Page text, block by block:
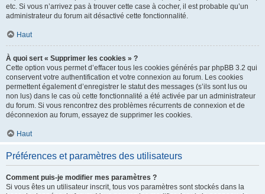
etc. Si vous n’arrivez pas à trouver cette case à cocher, il est probable qu’un
administrateur du forum ait désactivé cette fonctionnalité.
Haut
À quoi sert « Supprimer les cookies » ?
Cette option vous permet d’effacer tous les cookies générés par phpBB 3.2 qui
conservent votre authentification et votre connexion au forum. Les cookies
permettent également d’enregistrer le statut des messages (s’ils sont lus ou
non lus) dans le cas où cette fonctionnalité a été activée par un administrateur
du forum. Si vous rencontrez des problèmes récurrents de connexion et de
déconnexion au forum, essayez de supprimer les cookies.
Haut
Préférences et paramètres des utilisateurs
Comment puis-je modifier mes paramètres ?
Si vous êtes un utilisateur inscrit, tous vos paramètres sont stockés dans la